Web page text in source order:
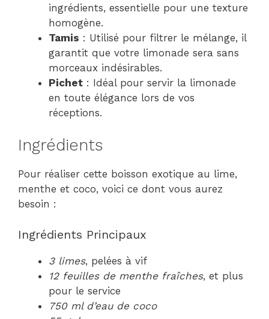
ingrédients, essentielle pour une texture
homogène.
Tamis : Utilisé pour filtrer le mélange, il
garantit que votre limonade sera sans
morceaux indésirables.
Pichet : Idéal pour servir la limonade
en toute élégance lors de vos
réceptions.
Ingrédients
Pour réaliser cette boisson exotique au lime,
menthe et coco, voici ce dont vous aurez
besoin :
Ingrédients Principaux
3 limes, pelées à vif
12 feuilles de menthe fraîches, et plus
pour le service
750 ml d’eau de coco